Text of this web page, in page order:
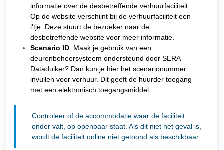
informatie over de desbetreffende verhuurfaciliteit.
Op de website verschijnt bij de verhuurfaciliteit een
i'tje. Deze stuurt de bezoeker naar de
desbetreffende website voor meer informatie.
Scenario ID: Maak je gebruik van een
deurenbeheersysteem ondersteund door SERA
Dataduiker? Dan kun je hier het scenarionummer
invullen voor verhuur. Dit geeft de huurder toegang
met een elektronisch toegangsmiddel.
Controleer of de accommodatie waar de faciliteit
onder valt, op openbaar staat. Als dit niet het geval is,
wordt de faciliteit online niet getoond als beschikbaar.